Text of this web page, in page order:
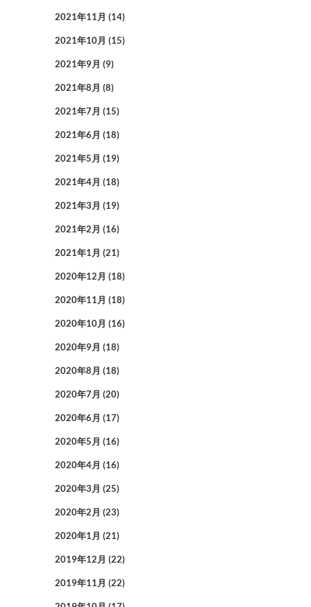
2021年11月 (14)
2021年10月 (15)
2021年9月 (9)
2021年8月 (8)
2021年7月 (15)
2021年6月 (18)
2021年5月 (19)
2021年4月 (18)
2021年3月 (19)
2021年2月 (16)
2021年1月 (21)
2020年12月 (18)
2020年11月 (18)
2020年10月 (16)
2020年9月 (18)
2020年8月 (18)
2020年7月 (20)
2020年6月 (17)
2020年5月 (16)
2020年4月 (16)
2020年3月 (25)
2020年2月 (23)
2020年1月 (21)
2019年12月 (22)
2019年11月 (22)